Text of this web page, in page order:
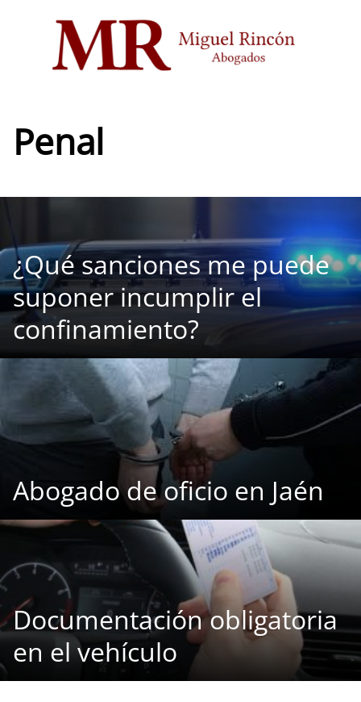
Penal
¿Qué sanciones me puede
suponer incumplir el
confinamiento?
Abogado de oficio en Jaén
Documentación obligatoria
en el vehículo